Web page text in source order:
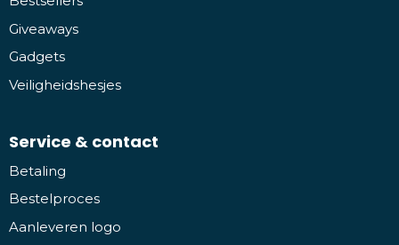
Giveaways
Gadgets
Veiligheidshesjes
Service & contact
Betaling
Bestelproces
Aanleveren logo